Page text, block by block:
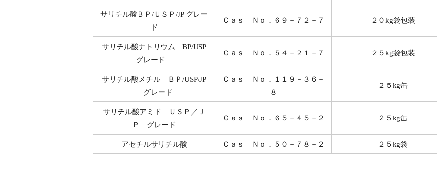
サリチル酸ＢＰ/ＵＳＰ/JP グレー
ド
Ｃａｓ Ｎｏ．６９－７２－７ ２０kg袋包装
サリチル酸ナトリウム BP/USP
グレード
Ｃａｓ Ｎｏ．５４－２１－７ ２５kg袋包装
サリチル酸メチル ＢＰ/USP/JP
グレード
Ｃａｓ Ｎｏ．１１９－３６－
８
２５kg缶
サリチル酸アミド ＵＳＰ／Ｊ
Ｐ グレード
Ｃａｓ Ｎｏ．６５－４５－２ ２５kg缶
アセチルサリチル酸 Ｃａｓ Ｎｏ．５０－７８－２ ２５kg袋